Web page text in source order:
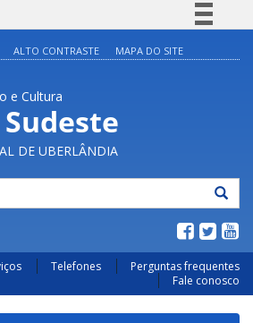
Acesso à informação
Legislação
Canais
ALTO CONTRASTE MAPA DO SITE
e Cultura
Sudeste
DE UBERLÂNDIA
Telefones
Perguntas frequentes
Fale conosco